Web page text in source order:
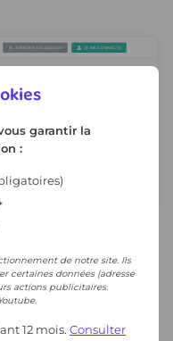
et la prise en main de leur
à voir en priorité entre les
garantir la
:
de notre site. Ils
certaines données (adresse
actions publicitaires.
12 mois. Consulter